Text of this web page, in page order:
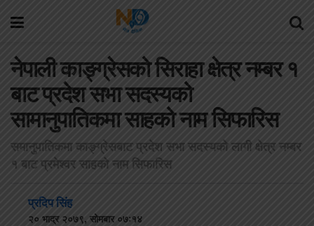
नेपाली काङ्ग्रेसको सिराहा क्षेत्र नम्बर १
बाट प्रदेश सभा सदस्यको
सामानुपातिकमा साहको नाम सिफारिस
समानुपातिकमा काङ्ग्रेसबाट प्रदेश सभा सदस्यको लागी क्षेत्र नम्बर
१ बाट प्रमेश्वर साहको नाम सिफारिस
प्रदिप सिंह
२० भाद्र २०७९, सोमबार ०७:१४